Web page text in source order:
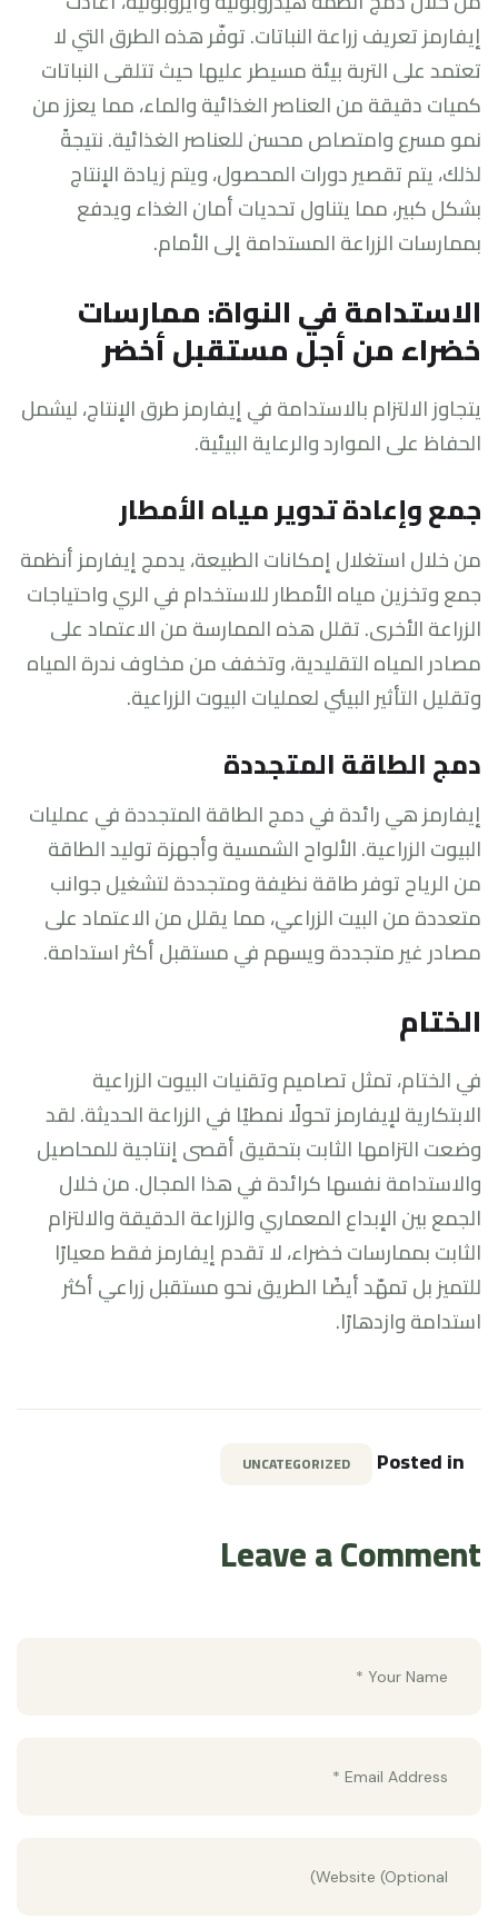
إيفارمز تعريف زراعة النباتات. توفّر هذه الطرق التي لا
تعتمد على التربة بيئة مسيطر عليها حيث تتلقى النباتات
كميات دقيقة من العناصر الغذائية والماء، مما يعزز من
نمو مسرع وامتصاص محسن للعناصر الغذائية. نتيجةً
لذلك، يتم تقصير دورات المحصول، ويتم زيادة الإنتاج
بشكل كبير، مما يتناول تحديات أمان الغذاء ويدفع
بممارسات الزراعة المستدامة إلى الأمام.
الاستدامة في النواة: ممارسات
خضراء من أجل مستقبل أخضر
يتجاوز الالتزام بالاستدامة في إيفارمز طرق الإنتاج، ليشمل
الحفاظ على الموارد والرعاية البيئية.
جمع وإعادة تدوير مياه الأمطار
من خلال استغلال إمكانات الطبيعة، يدمج إيفارمز أنظمة
جمع وتخزين مياه الأمطار للاستخدام في الري واحتياجات
الزراعة الأخرى. تقلل هذه الممارسة من الاعتماد على
مصادر المياه التقليدية، وتخفف من مخاوف ندرة المياه
وتقليل التأثير البيئي لعمليات البيوت الزراعية.
دمج الطاقة المتجددة
إيفارمز هي رائدة في دمج الطاقة المتجددة في عمليات
البيوت الزراعية. الألواح الشمسية وأجهزة توليد الطاقة
من الرياح توفر طاقة نظيفة ومتجددة لتشغيل جوانب
متعددة من البيت الزراعي، مما يقلل من الاعتماد على
مصادر غير متجددة ويسهم في مستقبل أكثر استدامة.
الختام
في الختام، تمثل تصاميم وتقنيات البيوت الزراعية
الابتكارية لإيفارمز تحولًا نمطيًا في الزراعة الحديثة. لقد
وضعت التزامها الثابت بتحقيق أقصى إنتاجية للمحاصيل
والاستدامة نفسها كرائدة في هذا المجال. من خلال
الجمع بين الإبداع المعماري والزراعة الدقيقة والالتزام
الثابت بممارسات خضراء، لا تقدم إيفارمز فقط معيارًا
للتميز بل تمهّد أيضًا الطريق نحو مستقبل زراعي أكثر
استدامة وازدهارًا.
Posted in
UNCATEGORIZED
Leave a Comment